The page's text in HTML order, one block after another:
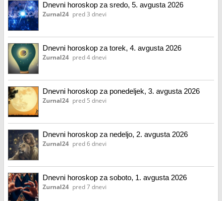
Dnevni horoskop za sredo, 5. avgusta 2026
Zurnal24 pred 3 dnevi
Dnevni horoskop za torek, 4. avgusta 2026
Zurnal24 pred 4 dnevi
Dnevni horoskop za ponedeljek, 3. avgusta 2026
Zurnal24 pred 5 dnevi
Dnevni horoskop za nedeljo, 2. avgusta 2026
Zurnal24 pred 6 dnevi
Dnevni horoskop za soboto, 1. avgusta 2026
Zurnal24 pred 7 dnevi